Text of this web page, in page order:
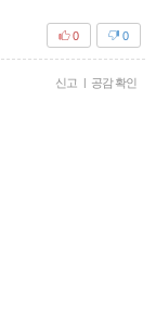
0
0
신고 공감 확인